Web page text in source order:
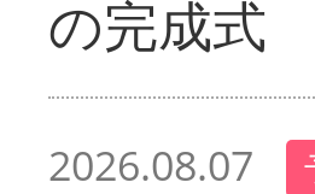
の完成式
2026.08.07